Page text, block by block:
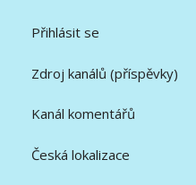
Přihlásit se
Zdroj kanálů (příspěvky)
Kanál komentářů
Česká lokalizace